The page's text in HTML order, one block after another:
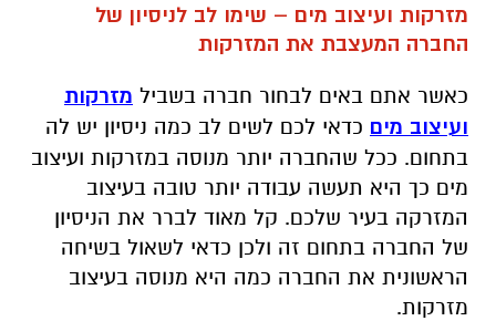
מזרקות ועיצוב מים – שימו לב לניסיון של
החברה המעצבת את המזרקות
כאשר אתם באים לבחור חברה בשביל מזרקות
ועיצוב מים כדאי לכם לשים לב כמה ניסיון יש לה
בתחום. ככל שהחברה יותר מנוסה במזרקות ועיצוב
מים כך היא תעשה עבודה יותר טובה בעיצוב
המזרקה בעיר שלכם. קל מאוד לברר את הניסיון
של החברה בתחום זה ולכן כדאי לשאול בשיחה
הראשונית את החברה כמה היא מנוסה בעיצוב
מזרקות.